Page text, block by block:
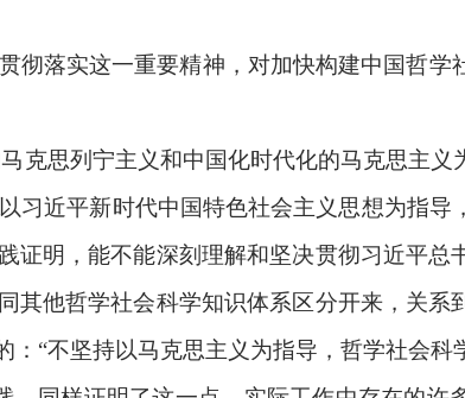
彻落实这一重要精神，对加快构建中国哲
克思列宁主义和中国化时代化的马克思主义
近平新时代中国特色社会主义思想为指导
明，能不能深刻理解和坚决贯彻习近平总
其他哲学社会科学知识体系区分开来，关系
“不坚持以马克思主义为指导，哲学社会科